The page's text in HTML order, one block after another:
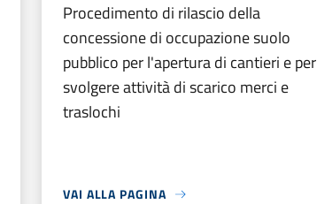
Procedimento di rilascio della
concessione di occupazione suolo
pubblico per l'apertura di cantieri e per
svolgere attività di scarico merci e
traslochi
VAI ALLA PAGINA